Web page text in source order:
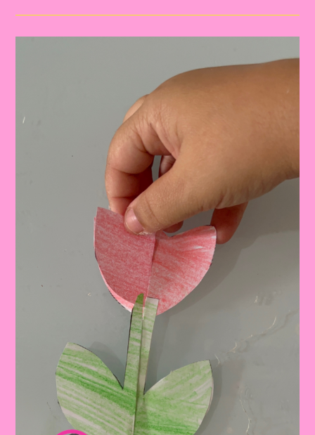
COM
INTERNACIONAL
MULHER